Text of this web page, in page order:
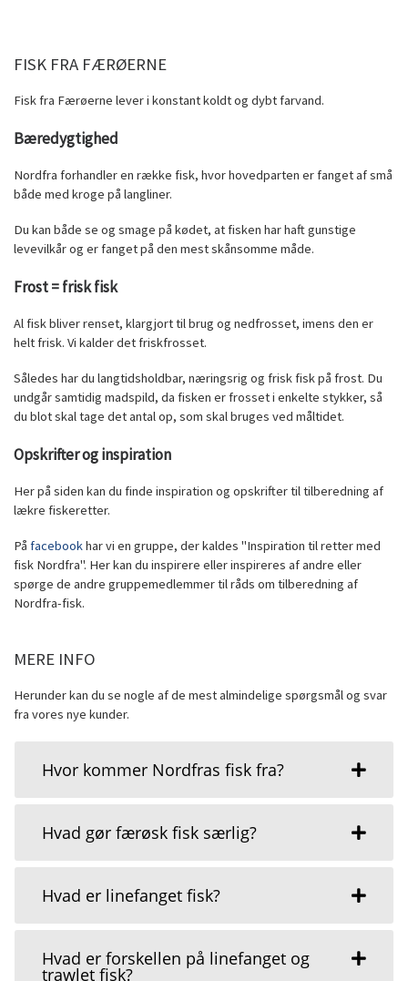
FISK FRA FÆRØERNE
Fisk fra Færøerne lever i konstant koldt og dybt farvand.
Bæredygtighed
Nordfra forhandler en række fisk, hvor hovedparten er fanget af små
både med kroge på langliner.
Du kan både se og smage på kødet, at fisken har haft gunstige
levevilkår og er fanget på den mest skånsomme måde.
Frost = frisk fisk
Al fisk bliver renset, klargjort til brug og nedfrosset, imens den er
helt frisk. Vi kalder det friskfrosset.
Således har du langtidsholdbar, næringsrig og frisk fisk på frost. Du
undgår samtidig madspild, da fisken er frosset i enkelte stykker, så
du blot skal tage det antal op, som skal bruges ved måltidet.
Opskrifter og inspiration
Her på siden kan du finde inspiration og opskrifter til tilberedning af
lækre fiskeretter.
På facebookhar vi en gruppe, der kaldes "Inspiration til retter med
fisk Nordfra". Her kan du inspirere eller inspireres af andre eller
spørge de andre gruppemedlemmer til råds om tilberedning af
Nordfra-fisk.
MERE INFO
Herunder kan du se nogle af de mest almindelige spørgsmål og svar
fra vores nye kunder.
Hvor kommer Nordfras fisk fra?
Hvad gør færøsk fisk særlig?
Hvad er linefanget fisk?
Hvad er forskellen på linefanget og
trawlet fisk?